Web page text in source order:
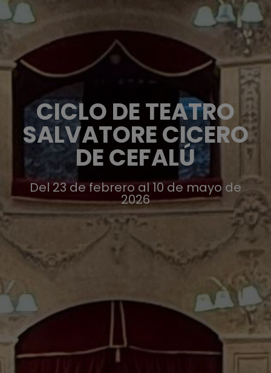
CICLO DE TEATRO
SALVATORE CICERO
DE CEFALÚ
Del 23 de febrero al 10 de mayo de
2026